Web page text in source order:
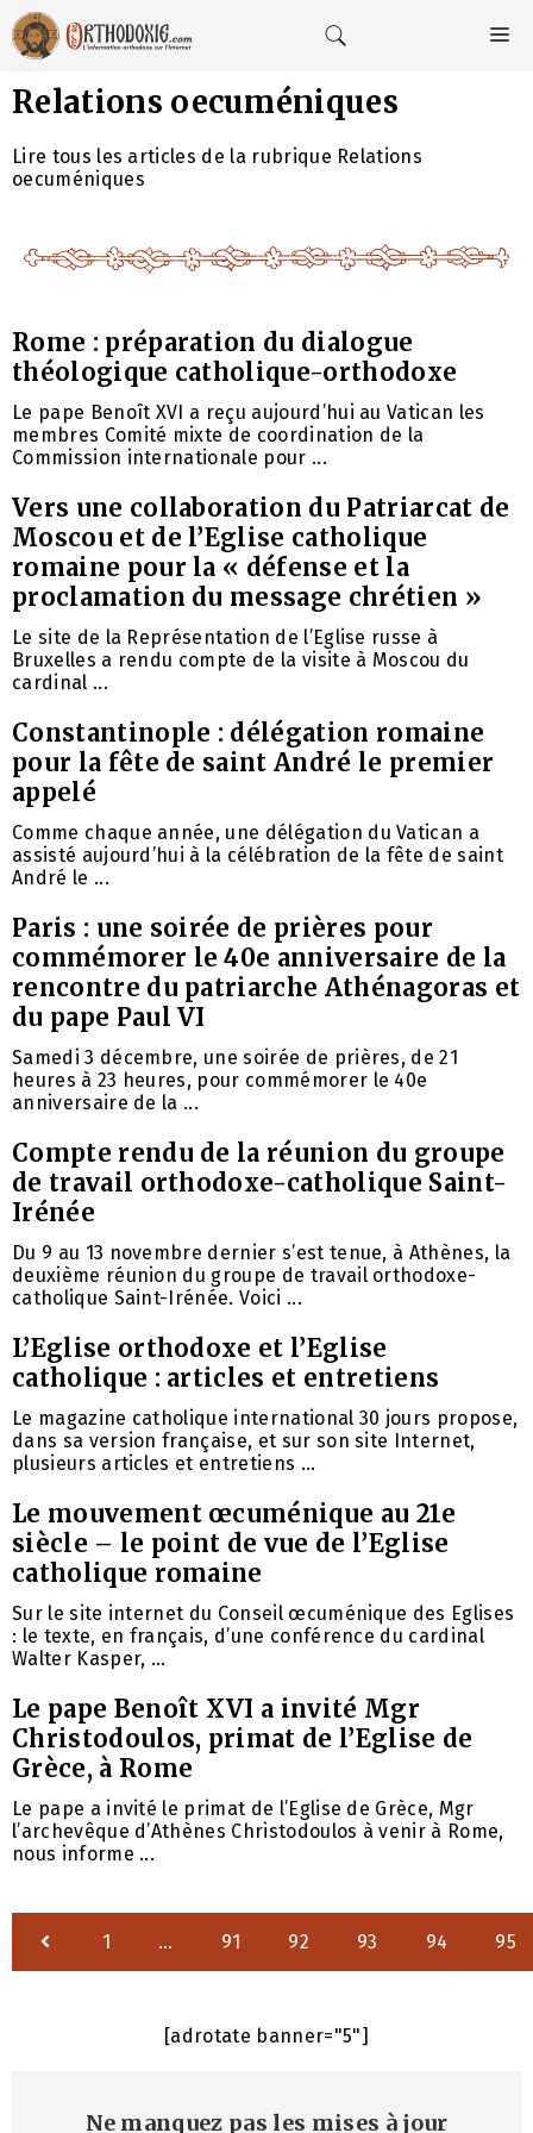
Aller
au
contenu
Relations oecuméniques
Lire tous les articles de la rubrique Relations
oecuméniques
Rome : préparation du dialogue
théologique catholique-orthodoxe
Le pape Benoît XVI a reçu aujourd’hui au Vatican les
membres Comité mixte de coordination de la
Commission internationale pour ...
Vers une collaboration du Patriarcat de
Moscou et de l’Eglise catholique
romaine pour la « défense et la
proclamation du message chrétien »
Le site de la Représentation de l’Eglise russe à
Bruxelles a rendu compte de la visite à Moscou du
cardinal ...
Constantinople : délégation romaine
pour la fête de saint André le premier
appelé
Comme chaque année, une délégation du Vatican a
assisté aujourd’hui à la célébration de la fête de saint
André le ...
Paris : une soirée de prières pour
commémorer le 40e anniversaire de la
rencontre du patriarche Athénagoras et
du pape Paul VI
Samedi 3 décembre, une soirée de prières, de 21
heures à 23 heures, pour commémorer le 40e
anniversaire de la ...
Compte rendu de la réunion du groupe
de travail orthodoxe-catholique Saint-
Irénée
Du 9 au 13 novembre dernier s’est tenue, à Athènes, la
deuxième réunion du groupe de travail orthodoxe-
catholique Saint-Irénée. Voici ...
L’Eglise orthodoxe et l’Eglise
catholique : articles et entretiens
Le magazine catholique international 30 jours propose,
dans sa version française, et sur son site Internet,
plusieurs articles et entretiens ...
Le mouvement œcuménique au 21e
siècle – le point de vue de l’Eglise
catholique romaine
Sur le site internet du Conseil œcuménique des Eglises
: le texte, en français, d’une conférence du cardinal
Walter Kasper, ...
Le pape Benoît XVI a invité Mgr
Christodoulos, primat de l’Eglise de
Grèce, à Rome
Le pape a invité le primat de l’Eglise de Grèce, Mgr
l’archevêque d’Athènes Christodoulos à venir à Rome,
nous informe ...
1 … 91 92 93 94 95
[adrotate banner="5"]
Ne manquez pas les mises à jour